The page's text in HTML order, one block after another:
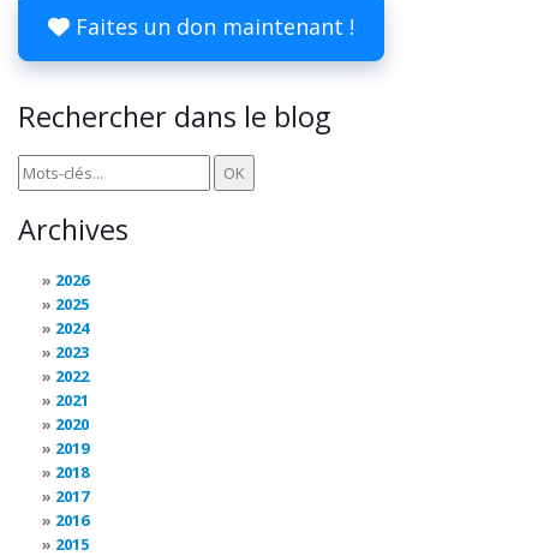
Faites un don maintenant !
Rechercher dans le blog
Archives
2026
2025
2024
2023
2022
2021
2020
2019
2018
2017
2016
2015